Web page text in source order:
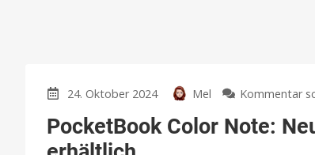
24. Oktober 2024 Mel Kommentar
PocketBook Color Note: